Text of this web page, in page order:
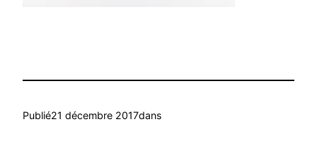
Publié21 décembre 2017dans